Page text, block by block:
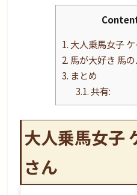
1. 大人乗馬女子
2. 馬が大好き 馬
3. まとめ
3.1.共有:
大人乗馬女子
さん